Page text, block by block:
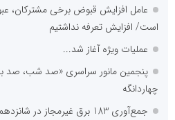
عامل افزایش قبوض برخی مشترکان،
است/ افزایش تعرفه نداشتیم
عملیات ویژه آغاز شد...
پنجمین مانور سراسری «صد شب، صد
چهاردانگه
جمع‌آوری 183 برق غیرمجاز